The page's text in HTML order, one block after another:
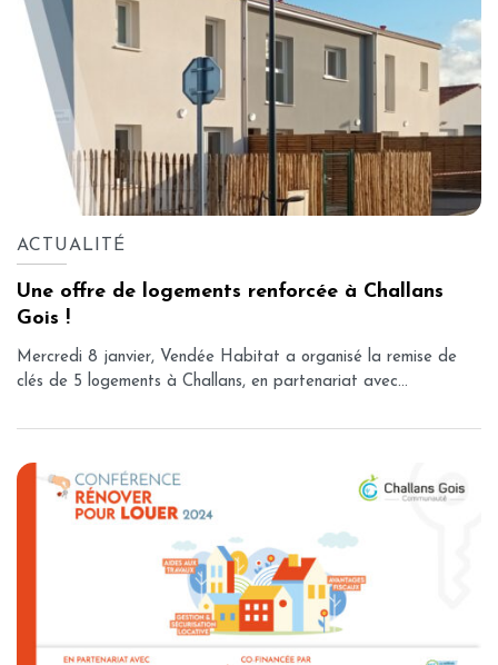
ACTUALITÉ
Une offre de logements renforcée à Challans
Gois !
Mercredi 8 janvier, Vendée Habitat a organisé la remise de
clés de 5 logements à Challans, en partenariat avec...